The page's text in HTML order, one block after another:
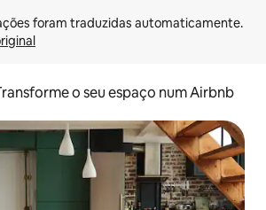
o seu espaço num Airbnb